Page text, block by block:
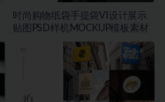
时尚购物纸袋手提袋VI设计展示
贴图PSD样机MOCKUP模板素材